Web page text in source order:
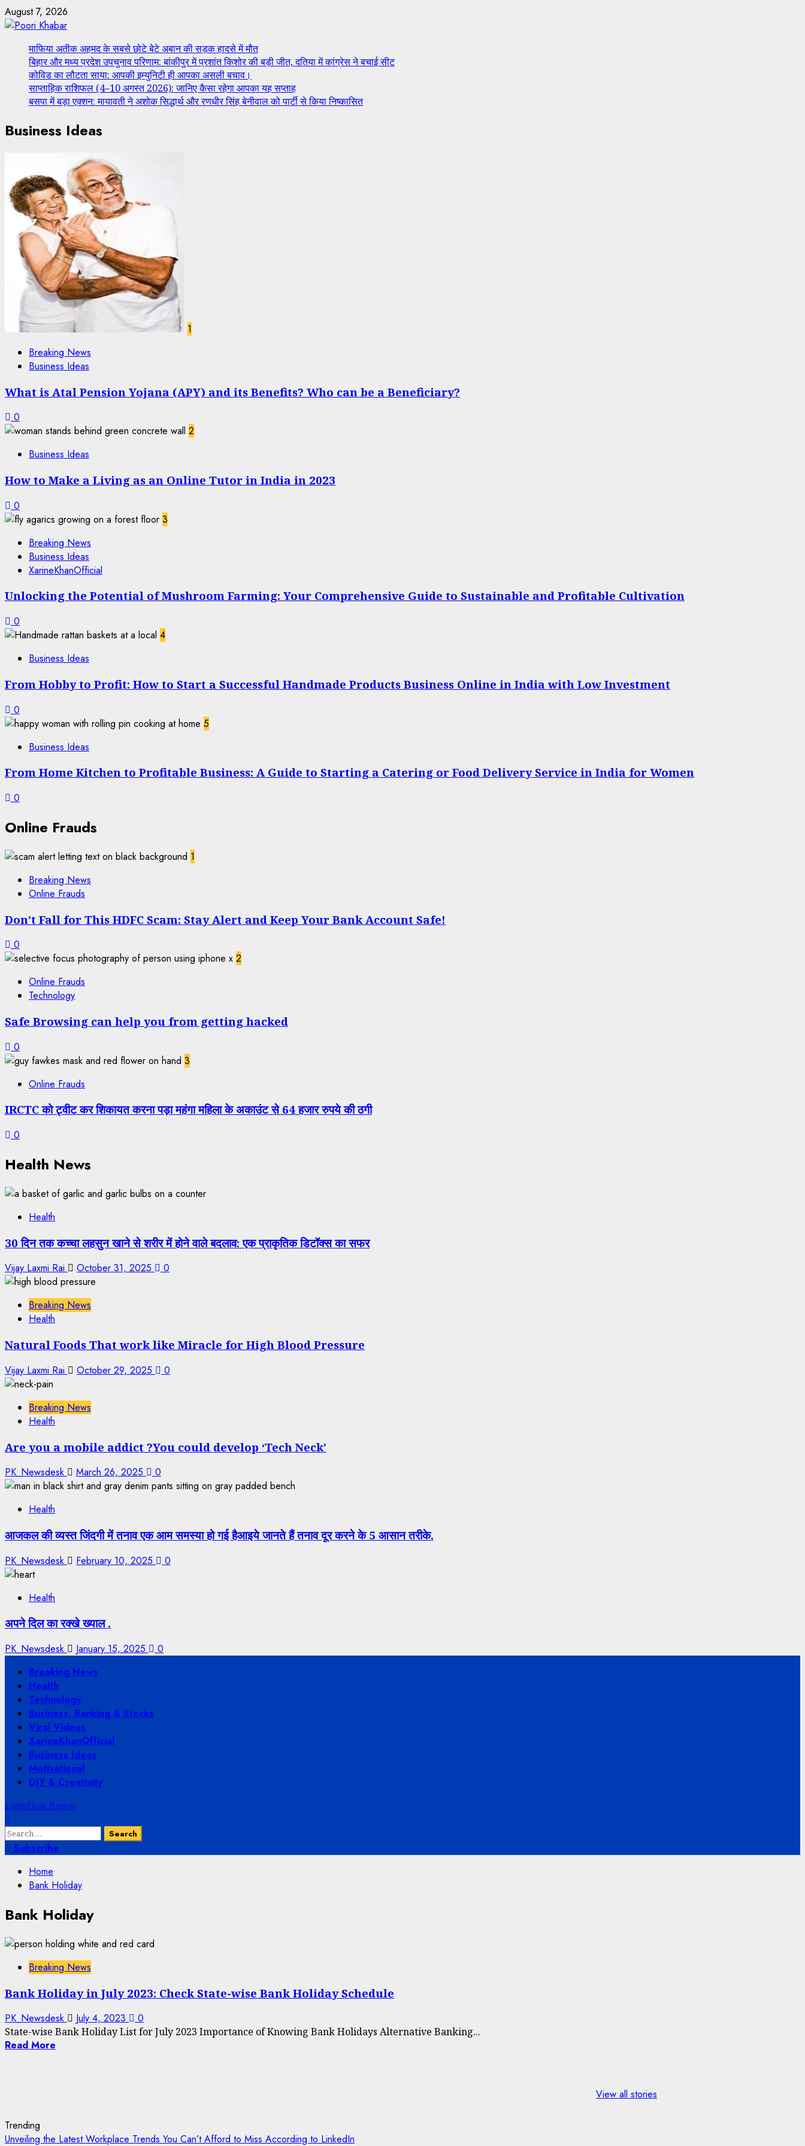
August 7, 2026
माफिया अतीक अहमद के सबसे छोटे बेटे अबान की सड़क हादसे में मौत
बिहार और मध्य प्रदेश उपचुनाव परिणाम: बांकीपुर में प्रशांत किशोर की बड़ी जीत, दतिया में कांग्रेस ने बचाई सीट
कोविड का लौटता साया: आपकी इम्युनिटी ही आपका असली बचाव।
साप्ताहिक राशिफल (4–10 अगस्त 2026): जानिए कैसा रहेगा आपका यह सप्ताह
बसपा में बड़ा एक्शन: मायावती ने अशोक सिद्धार्थ और रणधीर सिंह बेनीवाल को पार्टी से किया निष्कासित
Business Ideas
1
Breaking News
Business Ideas
What is Atal Pension Yojana (APY) and its Benefits? Who can be a Beneficiary?
0
2
Business Ideas
How to Make a Living as an Online Tutor in India in 2023
0
3
Breaking News
Business Ideas
XarineKhanOfficial
Unlocking the Potential of Mushroom Farming: Your Comprehensive Guide to Sustainable and Profitable Cultivation
0
4
Business Ideas
From Hobby to Profit: How to Start a Successful Handmade Products Business Online in India with Low Investment
0
5
Business Ideas
From Home Kitchen to Profitable Business: A Guide to Starting a Catering or Food Delivery Service in India for Women
0
Online Frauds
1
Breaking News
Online Frauds
Don’t Fall for This HDFC Scam: Stay Alert and Keep Your Bank Account Safe!
0
2
Online Frauds
Technology
Safe Browsing can help you from getting hacked
0
3
Online Frauds
IRCTC को ट्वीट कर शिकायत करना पड़ा महंगा महिला के अकाउंट से 64 हजार रुपये की ठगी
0
Health News
Health
30 दिन तक कच्चा लहसुन खाने से शरीर में होने वाले बदलाव: एक प्राकृतिक डिटॉक्स का सफर
Vijay Laxmi Rai October 31, 2025 0
Breaking News
Health
Natural Foods That work like Miracle for High Blood Pressure
Vijay Laxmi Rai October 29, 2025 0
Breaking News
Health
Are you a mobile addict ?You could develop ‘Tech Neck’
PK_Newsdesk March 26, 2025 0
Health
आजकल की व्यस्त जिंदगी में तनाव एक आम समस्या हो गई हैआइये जानते हैं तनाव दूर करने के 5 आसान तरीके.
PK_Newsdesk February 10, 2025 0
Health
अपने दिल का रक्खे ख्याल .
PK_Newsdesk January 15, 2025
0
Breaking News
Health
Technology
Business, Banking & Stocks
Viral Videos
XarineKhanOfficial
Business Ideas
Motivational
DIY & Creativity
Light/Dark Button
Subscribe
Home
Bank Holiday
Bank Holiday
Breaking News
Bank Holiday in July 2023: Check State-wise Bank Holiday Schedule
PK_Newsdesk July 4, 2023 0
State-wise Bank Holiday List for July 2023 Importance of Knowing Bank Holidays Alternative Banking...
Read More
View all stories
Trending
Unveiling the Latest Workplace Trends You Can’t Afford to Miss According to LinkedIn